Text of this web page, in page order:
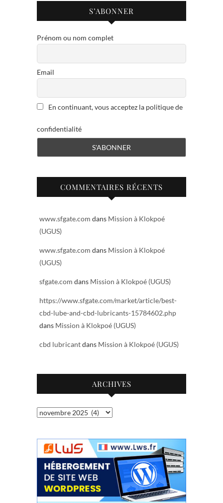
S’ABONNER
Prénom ou nom complet
Email
En continuant, vous acceptez la politique de
confidentialité
COMMENTAIRES RÉCENTS
www.sfgate.com dans Mission à Klokpoé
(UGUS)
www.sfgate.com dans Mission à Klokpoé
(UGUS)
sfgate.com dans Mission à Klokpoé (UGUS)
https://www.sfgate.com/market/article/best-
cbd-lube-and-cbd-lubricants-15784602.php
dans Mission à Klokpoé (UGUS)
cbd lubricantdans Mission à Klokpoé (UGUS)
ARCHIVES
Archives